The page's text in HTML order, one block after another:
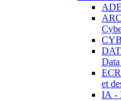
et
IA -